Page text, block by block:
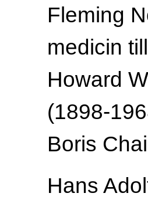
Fleming
medicin
Howard
(1898-
Boris
Hans